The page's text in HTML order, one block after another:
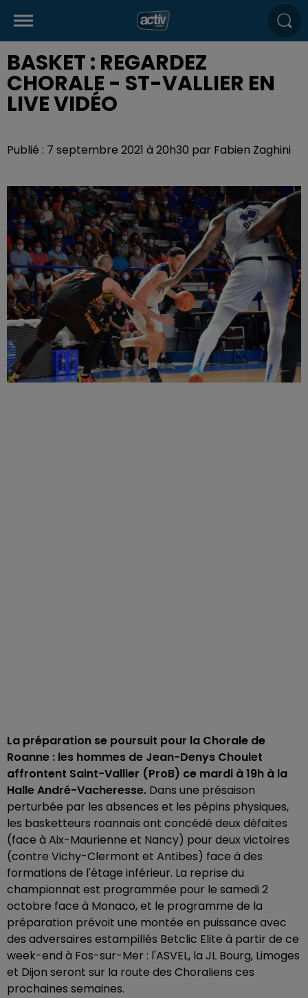
BASKET : REGARDEZ
CHORALE - ST-VALLIER EN
LIVE VIDÉO
Publié : 7 septembre 2021 à 20h30 par Fabien Zaghini
La préparation se poursuit pour la Chorale de
Roanne : les hommes de Jean-Denys Choulet
affrontent Saint-Vallier (ProB) ce mardi à 19h à la
Halle André-Vacheresse. Dans une présaison
perturbée par les absences et les pépins physiques,
les basketteurs roannais ont concédé deux défaites
(face à Aix-Maurienne et Nancy) pour deux victoires
(contre Vichy-Clermont et Antibes) face à des
formations de l'étage inférieur. La reprise du
championnat est programmée pour le samedi 2
octobre face à Monaco, et le programme de la
préparation prévoit une montée en puissance avec
des adversaires estampillés Betclic Elite à partir de ce
week-end à Fos-sur-Mer : l'ASVEL, la JL Bourg, Limoges
et Dijon seront sur la route des Choraliens ces
prochaines semaines.